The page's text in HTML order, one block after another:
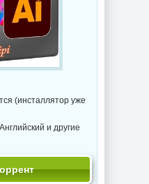
(инсталлятор уже
и другие